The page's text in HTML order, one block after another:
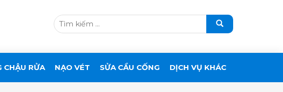
CHẬU RỬA NẠO VÉT SỬA CẦU CỐNG DỊCH VỤ KHÁC